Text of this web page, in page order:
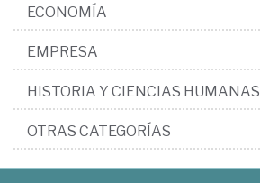
ECONOMÍA
EMPRESA
HISTORIA Y CIENCIAS HUMANAS
OTRAS CATEGORÍAS